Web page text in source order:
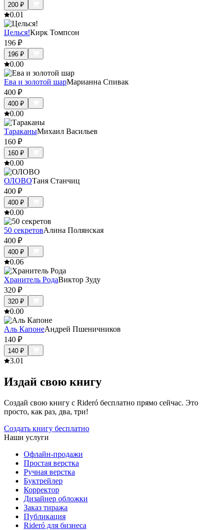
200 ₽
0.01
Целься!Кирк Томпсон
196 ₽
196 ₽
0.00
Ева и золотой шарМарианна Спивак
400 ₽
400 ₽
0.00
ТараканыМихаил Васильев
160 ₽
160 ₽
0.00
ОЛОВОТаня Станчиц
400 ₽
400 ₽
0.00
50 секретовАлина Полянская
400 ₽
400 ₽
0.06
Хранитель РодаВиктор Зуду
320 ₽
320 ₽
0.00
Аль КапонеАндрей Пшеничников
140 ₽
140 ₽
3.01
Издай свою книгу
Создай свою книгу с Rideró бесплатно прямо сейчас. Это
просто, как раз, два, три!
Создать книгу бесплатно
Наши услуги
Офлайн-продажи
Простая верстка
Ручная верстка
Буктрейлер
Корректор
Дизайнер обложки
Заказ тиража
Публикация
Rideró для бизнеса